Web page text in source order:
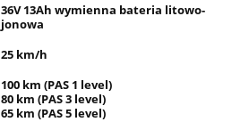
36V 13Ah wymienna bateria litowo-
jonowa
25 km/h
100 km (PAS 1 level)
80 km (PAS 3 level)
65 km (PAS 5 level)